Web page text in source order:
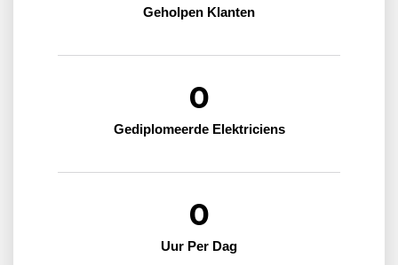
Geholpen Klanten
Gediplomeerde Elektriciens
0
Uur Per Dag
0